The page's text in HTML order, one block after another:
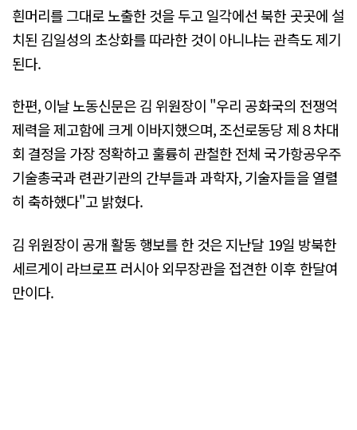
흰머리를 그대로 노출한 것을 두고 일각에선 북한 곳곳에 설
치된 김일성의 초상화를 따라한 것이 아니냐는 관측도 제기
된다.
한편, 이날 노동신문은 김 위원장이 "우리 공화국의 전쟁억
제력을 제고함에 크게 이바지했으며, 조선로동당 제８차대
회 결정을 가장 정확하고 훌륭히 관철한 전체 국가항공우주
기술총국과 련관기관의 간부들과 과학자, 기술자들을 열렬
히 축하했다"고 밝혔다.
김 위원장이 공개 활동 행보를 한 것은 지난달 19일 방북한
세르게이 라브로프 러시아 외무장관을 접견한 이후 한달여
만이다.